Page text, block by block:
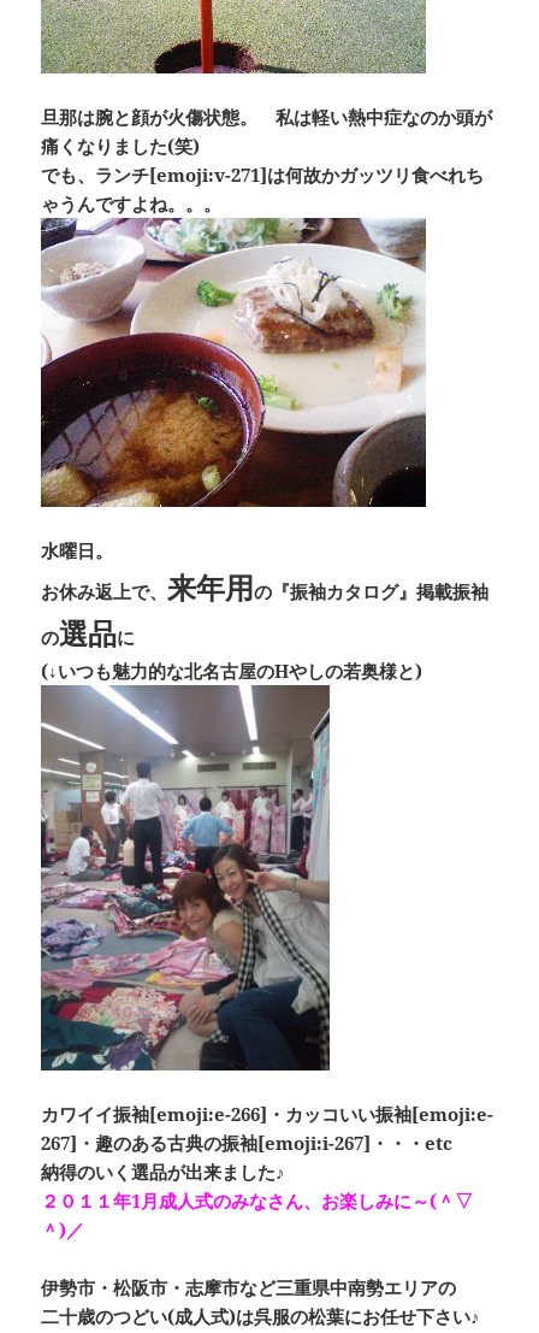
旦那は腕と顔が火傷状態。 私は軽い熱中症なのか頭が
痛くなりました(笑)
でも、ランチ[emoji:v-271]は何故かガッツリ食べれち
ゃうんですよね。。。
水曜日。
お休み返上で、 来年用の 『振袖カタログ』掲載振袖
の選品に
(↓いつも魅力的な北名古屋のHやしの若奥様と)
カワイイ振袖[emoji:e-266]・カッコいい振袖[emoji:e-
267]・趣のある古典の振袖[emoji:i-267]・・・etc
納得のいく選品が出来ました♪
２０１１年1月成人式のみなさん、お楽しみに～(＾▽
＾)／
伊勢市・松阪市・志摩市など三重県中南勢エリアの
二十歳のつどい(成人式)は呉服の松葉にお任せ下さい♪